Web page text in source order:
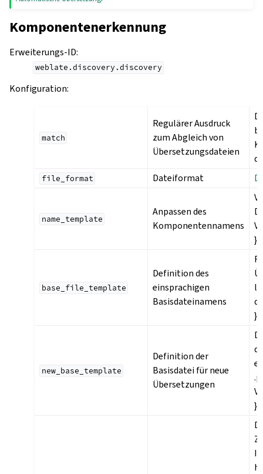
Komponentenerkennung
Erweiterungs-ID:
weblate.discovery.discovery
Konfiguration:
match
Regulärer Ausdruck
zum Abgleich von
Übersetzungsdateien
file_format Dateiformat
name_template
Anpassen des
Komponentennamens
}}
base_file_template
Definition des
einsprachigen
Basisdateinamens
}}
new_base_template
Definition der
Basisdatei für neue
Übersetzungen
}}